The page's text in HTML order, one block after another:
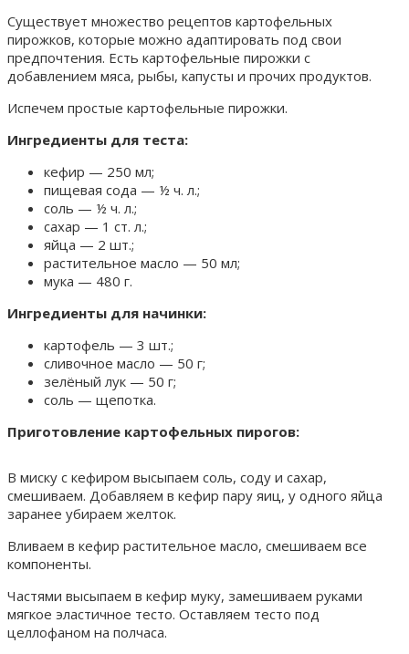
Существует множество рецептов картофельных
пирожков, которые можно адаптировать под свои
предпочтения. Есть картофельные пирожки с
добавлением мяса, рыбы, капусты и прочих продуктов.
Испечем простые картофельные пирожки.
Ингредиенты для теста:
кефир — 250 мл;
пищевая сода — ½ ч. л.;
соль — ½ ч. л.;
сахар — 1 ст. л.;
яйца — 2 шт.;
растительное масло — 50 мл;
мука — 480 г.
Ингредиенты для начинки:
картофель — 3 шт.;
сливочное масло — 50 г;
зелёный лук — 50 г;
соль — щепотка.
Приготовление картофельных пирогов:
В миску с кефиром высыпаем соль, соду и сахар,
смешиваем. Добавляем в кефир пару яиц, у одного яйца
заранее убираем желток.
Вливаем в кефир растительное масло, смешиваем все
компоненты.
Частями высыпаем в кефир муку, замешиваем руками
мягкое эластичное тесто. Оставляем тесто под
целлофаном на полчаса.